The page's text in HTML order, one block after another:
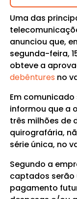
Uma das
anunciou que,
segunda-feira,
obteve a
debêntures no
Em
informou que a
três milhões de
quirografária,
série única, no
Segundo a
captados serão
pagamento